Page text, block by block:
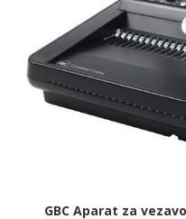
GBC Aparat za